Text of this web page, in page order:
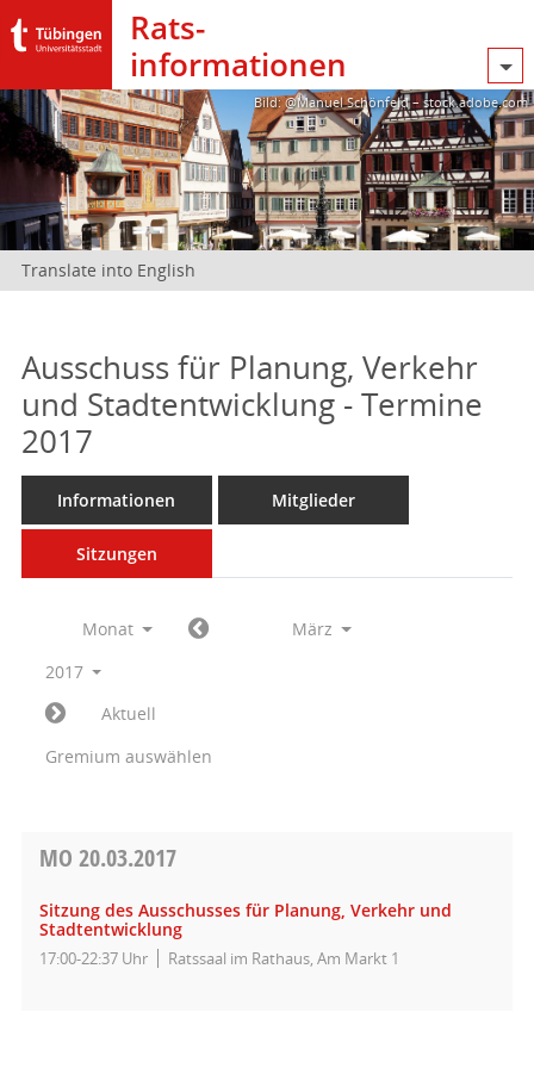
Rats­
informationen
Bild: @Manuel Schönfeld – stock.adobe.com
Translate into English
Ausschuss für Planung, Verkehr
und Stadtentwicklung - Termine
2017
Informationen Mitglieder
Sitzungen
Monat
März
2017
Aktuell
Gremium auswählen
MO 20.03.2017
Sitzung des Ausschusses für Planung, Verkehr und
Stadtentwicklung
17:00-22:37 Uhr Ratssaal im Rathaus, Am Markt 1